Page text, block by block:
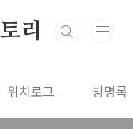
리
위치로그 방명록